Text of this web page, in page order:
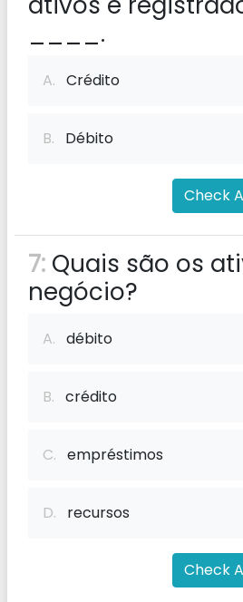
____.
A. Crédito
B. Débito
Check
7: Quais são os
negócio?
A. débito
B. crédito
C. empréstimos
D. recursos
Check